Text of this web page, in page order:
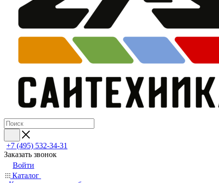
+7 (495) 532‑34‑31
Заказать звонок
Войти
Каталог